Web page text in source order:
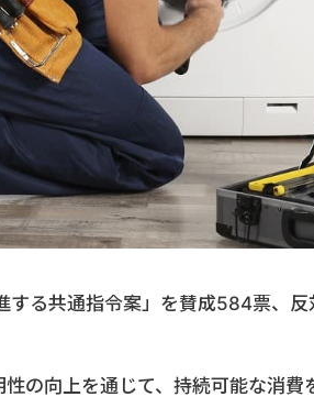
する共通指令案」を賛成584票、
の向上を通じて、持続可能な消費